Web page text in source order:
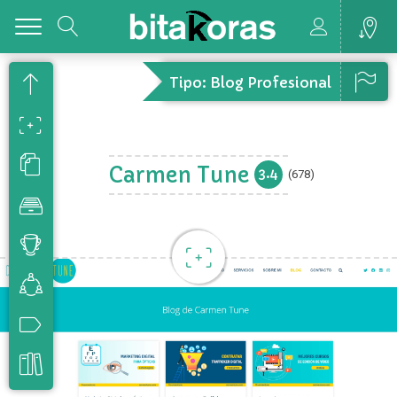
Tipo: Blog Profesional
Carmen Tune 3.4 (678)